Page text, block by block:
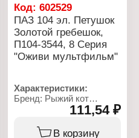
Код:602529
ПАЗ 104 эл. Петушок
Золотой гребешок,
П104-3544, 8 Серия
"Оживи мультфильм"
Характеристики:
Бренд: Рыжий кот
Артикул: П104-3544
Коллекция: Оживи
мультфильм
111,54 ₽
В корзину